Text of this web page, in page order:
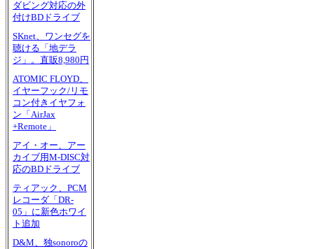
ダビング対応の外
付けBDドライブ
SKnet、ワンセグを
聴ける「地デラ
ジ」。直販8,980円
ATOMIC FLOYD、
イヤーフック/リモ
コン付きイヤフォ
ン「AirJax
+Remote」
アイ・オー、アー
カイブ用M-DISC対
応のBDドライブ
ティアック、PCM
レコーダ「DR-
05」に新色ホワイ
ト追加
D&M、独sonoroの